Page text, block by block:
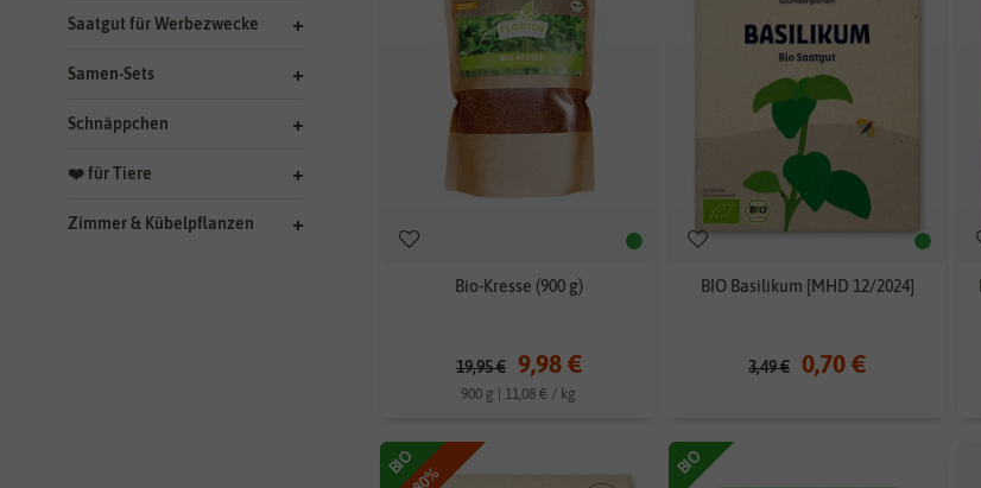
Saatgut für Werbezwecke
Samen-Sets
Schnäppchen
❤️ für Tiere
Zimmer & Kübelpflanzen
Bio-Kresse (900 g)
19,95 € 9,98 €
900 g | 11,08 € / kg
BIO Basilikum [MHD 12/2024]
3,49 € 0,70 €
BIO BIO